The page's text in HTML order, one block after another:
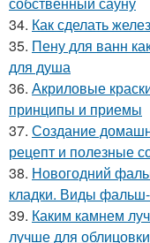
34. Как сделать
35. Пену для ванн
для душа
36. Акриловые
принципы и приемы
37. Создание
рецепт и полезные
38. Новогодний
кладки. Виды
39. Каким камнем
лучше для